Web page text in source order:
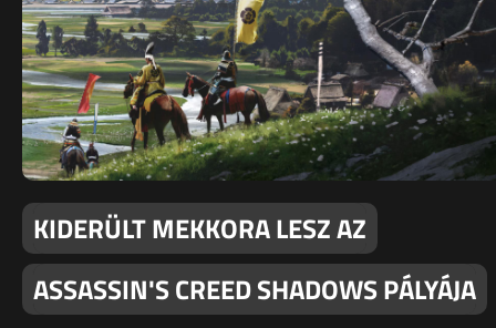
KIDERÜLT MEKKORA LESZ AZ
ASSASSIN'S CREED SHADOWS PÁLYÁJA